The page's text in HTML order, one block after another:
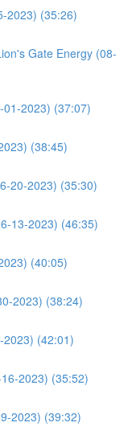
2023) (35:26)
Gate Energy (08-
2023) (37:07)
(38:45)
20-2023) (35:30)
13-2023) (46:35)
(40:05)
2023) (38:24)
(42:01)
2023) (35:52)
2023) (39:32)